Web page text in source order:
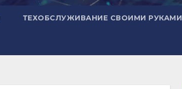
ТЕХОБСЛУЖИВАНИЕ СВОИМИ РУКАМИ